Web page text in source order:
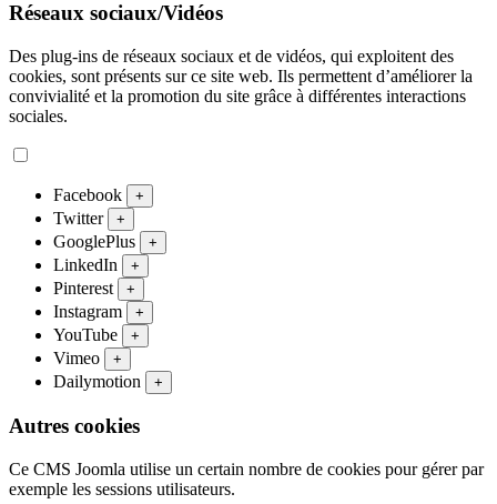
Réseaux sociaux/Vidéos
Des plug-ins de réseaux sociaux et de vidéos, qui exploitent des
cookies, sont présents sur ce site web. Ils permettent d’améliorer la
convivialité et la promotion du site grâce à différentes interactions
sociales.
Facebook +
Twitter +
GooglePlus +
LinkedIn +
Pinterest +
Instagram +
YouTube +
Vimeo +
Dailymotion +
Autres cookies
Ce CMS Joomla utilise un certain nombre de cookies pour gérer par
exemple les sessions utilisateurs.